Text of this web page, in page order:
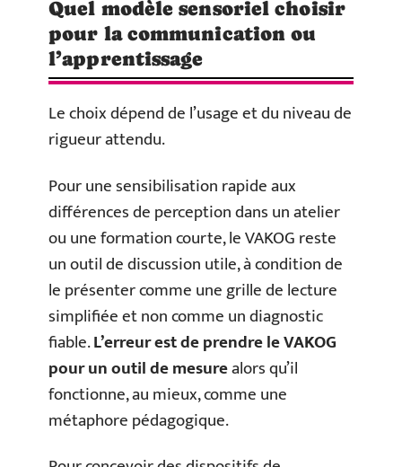
Quel modèle sensoriel choisir
pour la communication ou
l’apprentissage
Le choix dépend de l’usage et du niveau de
rigueur attendu.
Pour une sensibilisation rapide aux
différences de perception dans un atelier
ou une formation courte, le VAKOG reste
un outil de discussion utile, à condition de
le présenter comme une grille de lecture
simplifiée et non comme un diagnostic
fiable.L’erreur est de prendre le VAKOG
pour un outil de mesurealors qu’il
fonctionne, au mieux, comme une
métaphore pédagogique.